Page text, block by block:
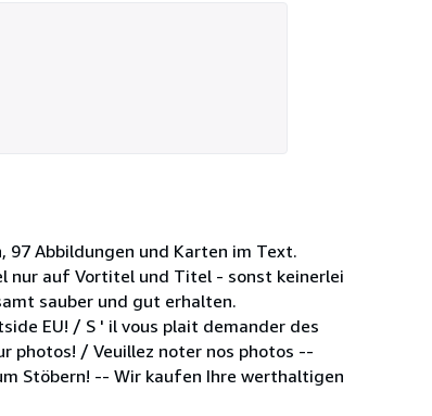
97 Abbildungen und Karten im Text.
nur auf Vortitel und Titel - sonst keinerlei
sauber und gut erhalten.
EU! / S ' il vous plait demander des
photos! / Veuillez noter nos photos --
Stöbern! -- Wir kaufen Ihre werthaltigen